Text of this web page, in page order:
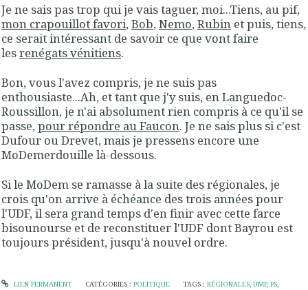
Je ne sais pas trop qui je vais taguer, moi...Tiens, au pif,
mon crapouillot favori,Bob,Nemo,Rubin et puis, tiens,
ce serait intéressant de savoir ce que vont faire
lesrenégats vénitiens.
Bon, vous l'avez compris, je ne suis pas
enthousiaste...Ah, et tant que j'y suis, en Languedoc-
Roussillon, je n'ai absolument rien compris à ce qu'il se
passe,pour répondre au Faucon. Je ne sais plus si c'est
Dufour ou Drevet, mais je pressens encore une
MoDemerdouille là-dessous.
Si le MoDem se ramasse à la suite des régionales, je
crois qu'on arrive à échéance des trois années pour
l'UDF, il sera grand temps d'en finir avec cette farce
bisounourse et de reconstituer l'UDF dont Bayrou est
toujours président, jusqu'à nouvel ordre.
LIEN PERMANENT CATÉGORIES : POLITIQUE TAGS :RÉGIONALES,UMP,PS,